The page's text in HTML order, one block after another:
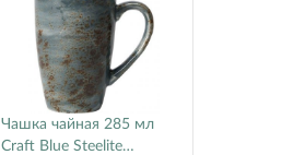
Чашка чайная 285 мл
Craft Blue Steelite